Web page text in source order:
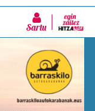
Sartu